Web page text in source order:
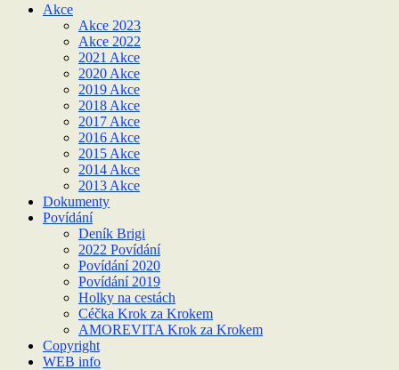
Akce
Akce 2023
Akce 2022
2021 Akce
2020 Akce
2019 Akce
2018 Akce
2017 Akce
2016 Akce
2015 Akce
2014 Akce
2013 Akce
Dokumenty
Povídání
Deník Brigi
2022 Povídání
Povídání 2020
Povídání 2019
Holky na cestách
Céčka Krok za Krokem
AMOREVITA Krok za Krokem
Copyright
WEB info